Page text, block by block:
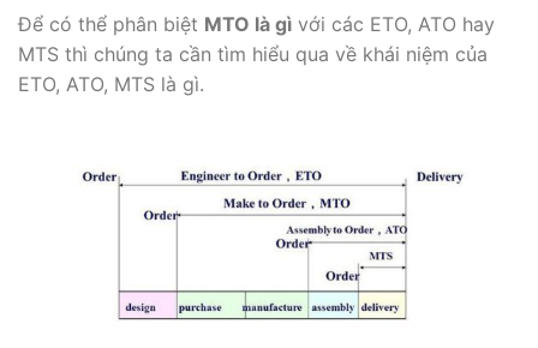
Để có thể phân biệt MTO là gì với các ETO, ATO hay
MTS thì chúng ta cần tìm hiểu qua về khái niệm của
ETO, ATO, MTS là gì.